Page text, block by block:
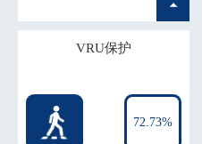
VRU保护
72.73%